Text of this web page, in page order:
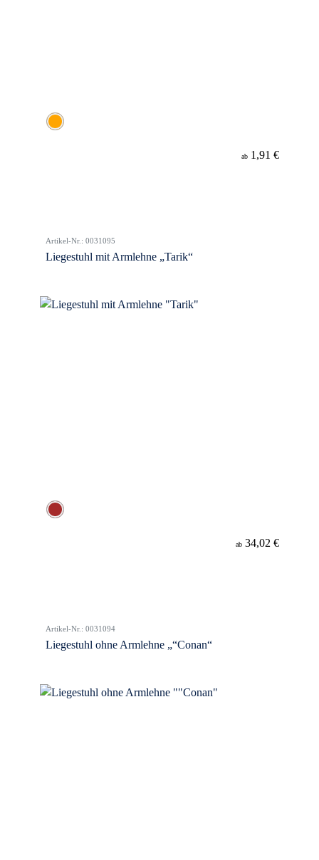
ab 1,91 €
Artikel-Nr.: 0031095
Liegestuhl mit Armlehne „Tarik“
ab 34,02 €
Artikel-Nr.: 0031094
Liegestuhl ohne Armlehne „“Conan“